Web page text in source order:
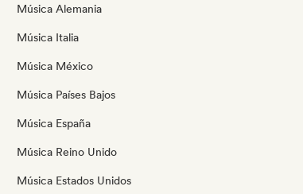
Música Alemania
Música Italia
Música México
Música Países Bajos
Música España
Música Reino Unido
Música Estados Unidos